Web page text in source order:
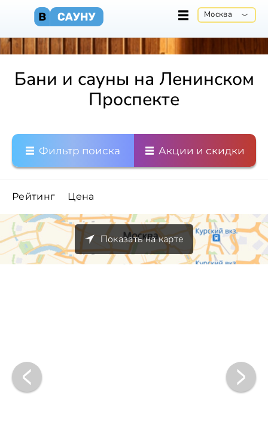
Москва
Бани и сауны на Ленинском
Проспекте
Фильтр поиска Акции и скидки
Рейтинг Цена
Показать на карте